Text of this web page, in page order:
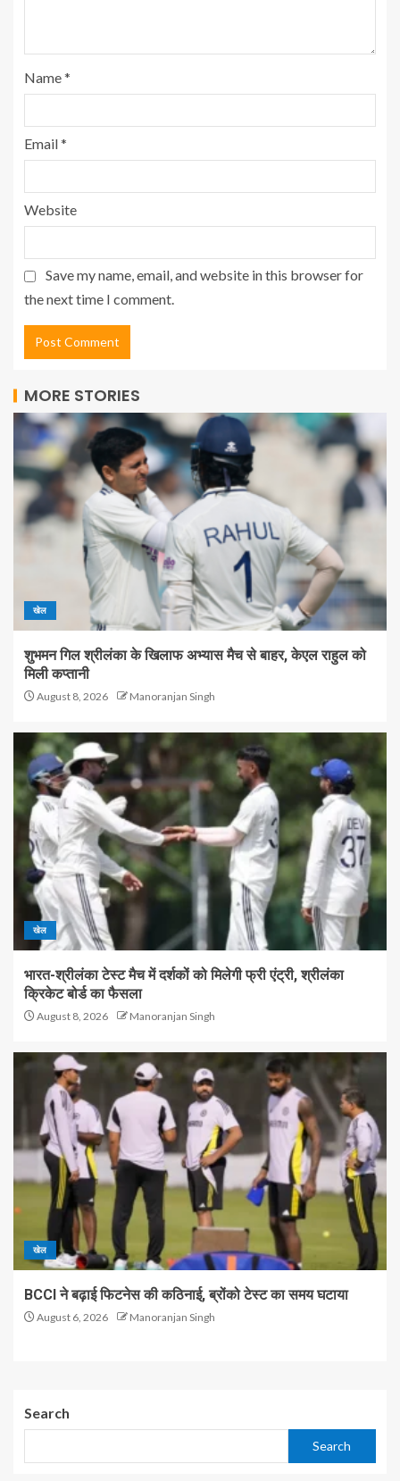
Name*
Email*
Website
Save my name, email, and website in this browser for
the next time I comment.
MORE STORIES
खेल
शुभमन गिल श्रीलंका के खिलाफ अभ्यास मैच से बाहर, केएल राहुल को
मिली कप्तानी
August 8, 2026 Manoranjan Singh
खेल
भारत-श्रीलंका टेस्ट मैच में दर्शकों को मिलेगी फ्री एंट्री, श्रीलंका
क्रिकेट बोर्ड का फैसला
August 8, 2026 Manoranjan Singh
खेल
BCCI ने बढ़ाई फिटनेस की कठिनाई, ब्रोंको टेस्ट का समय घटाया
August 6, 2026 Manoranjan Singh
Search
Search